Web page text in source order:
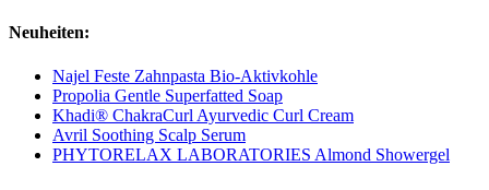
Neuheiten:
Najel Feste Zahnpasta Bio-Aktivkohle
Propolia Gentle Superfatted Soap
Khadi® ChakraCurl Ayurvedic Curl Cream
Avril Soothing Scalp Serum
PHYTORELAX LABORATORIES Almond Showergel